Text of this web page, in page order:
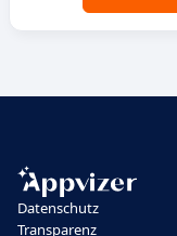
Datenschutz
Transparenz